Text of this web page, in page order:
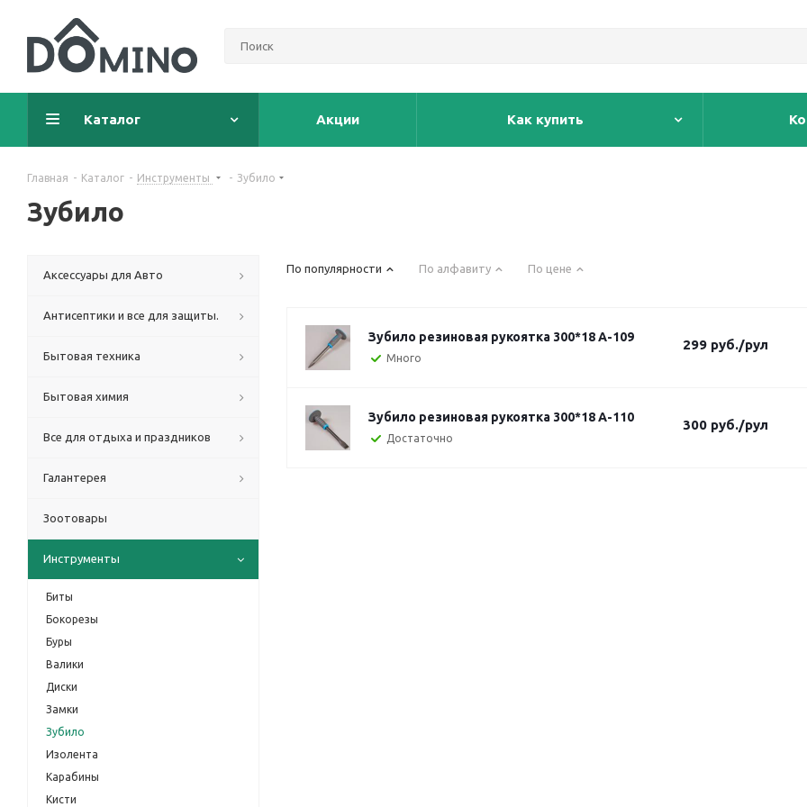
Каталог Акции Как купить
Главная - Каталог - Инструменты - Зубило
Зубило
По популярности По алфавиту По цене
Зубило резиновая рукоятка 300*18 А-109
Много
299 руб./рул
Зубило резиновая рукоятка 300*18 А-110
Достаточно
300 руб./рул
Аксессуары для Авто
Антисептики и все для защиты.
Бытовая техника
Бытовая химия
Все для отдыха и праздников
Галантерея
Зоотовары
Инструменты
Биты
Бокорезы
Буры
Валики
Диски
Замки
Зубило
Изолента
Карабины
Кисти